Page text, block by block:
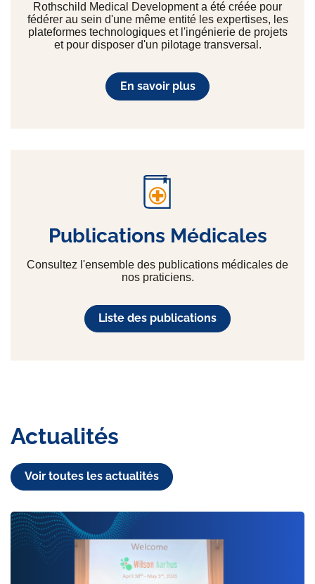
Rothschild Medical Development a été créée pour
fédérer au sein d'une même entité les expertises, les
plateformes technologiques et l'ingénierie de projets
et pour disposer d'un pilotage transversal.
En savoir plus
Publications Médicales
Consultez l'ensemble des publications médicales de
nos praticiens.
Liste des publications
Actualités
Voir toutes les actualités